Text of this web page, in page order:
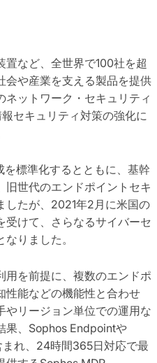
置など、全世界で100社を超
会や産業を支える製品を提供
ネットワーク・セキュリティ
セキュリティ対策の強化に
標準化するとともに、基幹
旧世代のエンドポイントセキ
したが、2021年2月に米国の
受けて、さらなるサイバーセ
りました。
用を前提に、複数のエンドポ
性能などの機能性と合わせ
やリージョン単位での運用な
果、Sophos Endpointや
れ、24時間365日対応で最